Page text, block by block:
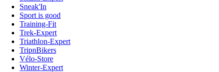
Sneak'In
Sport is good
Training-Fit
Trek-Expert
Triathlon-Expert
TripnBikers
Vélo-Store
Winter-Expert